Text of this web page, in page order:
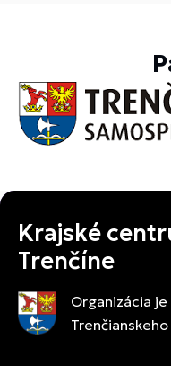
Krajské
Trenčíne
Organizácia